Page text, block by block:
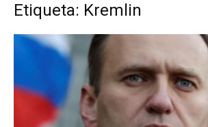
Digital
Etiqueta: Kremlin